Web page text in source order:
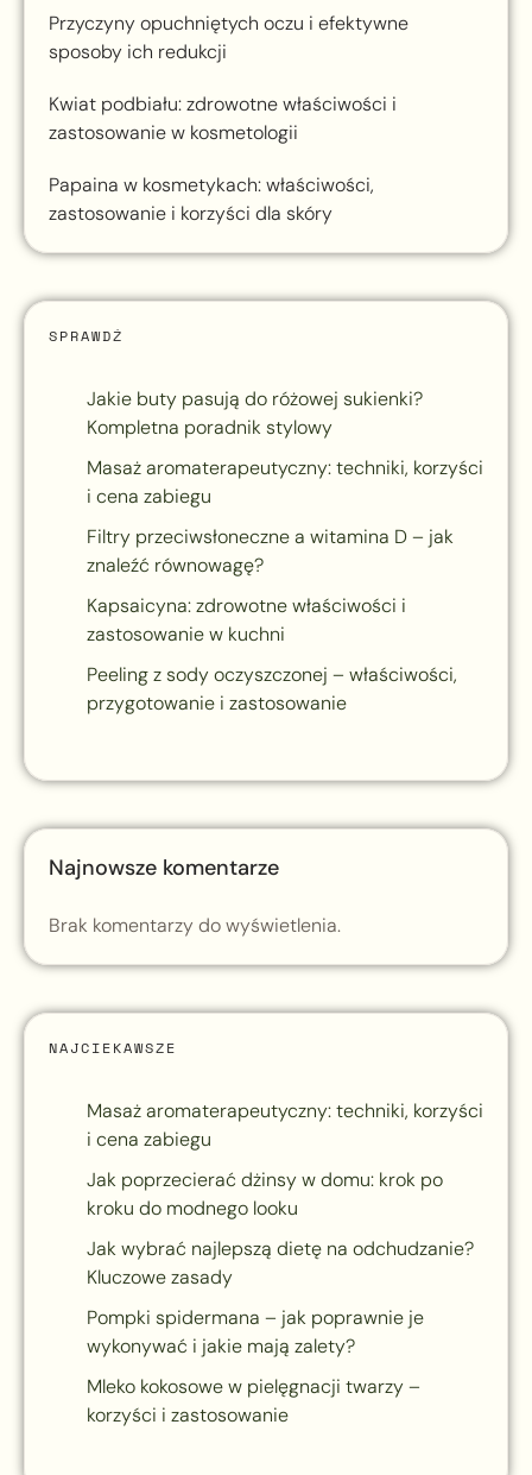
Przyczyny opuchniętych oczu i efektywne
sposoby ich redukcji
Kwiat podbiału: zdrowotne właściwości i
zastosowanie w kosmetologii
Papaina w kosmetykach: właściwości,
zastosowanie i korzyści dla skóry
SPRAWDŹ
Jakie buty pasują do różowej sukienki?
Kompletna poradnik stylowy
Masaż aromaterapeutyczny: techniki, korzyści
i cena zabiegu
Filtry przeciwsłoneczne a witamina D – jak
znaleźć równowagę?
Kapsaicyna: zdrowotne właściwości i
zastosowanie w kuchni
Peeling z sody oczyszczonej – właściwości,
przygotowanie i zastosowanie
Najnowsze komentarze
Brak komentarzy do wyświetlenia.
NAJCIEKAWSZE
Masaż aromaterapeutyczny: techniki, korzyści
i cena zabiegu
Jak poprzecierać dżinsy w domu: krok po
kroku do modnego looku
Jak wybrać najlepszą dietę na odchudzanie?
Kluczowe zasady
Pompki spidermana – jak poprawnie je
wykonywać i jakie mają zalety?
Mleko kokosowe w pielęgnacji twarzy –
korzyści i zastosowanie